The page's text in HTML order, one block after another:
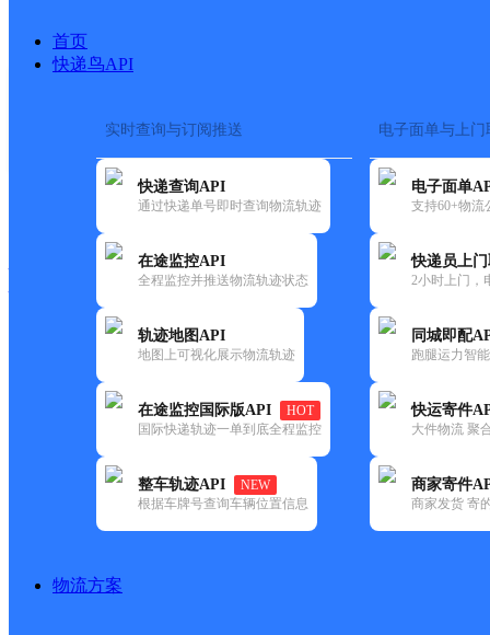
首页
快递鸟API
实时查询与订阅推送
快递查询API
通过快递单号即时查询物流轨迹
在途监控API
全程监控并推送物流轨迹状态
轨迹地图API
地图上可视化展示物流轨迹
在途监控国际版API
HOT
国际快递轨迹一单到底全程监控
整车轨迹API
NEW
根据车牌号查询车辆位置信息
电子面单与上门
电子面单
支持60+物流
快递员上
2小时上门，
同城即配
跑腿运力智
快运寄件
大件物流 聚
商家寄件
商家发货 寄
物流方案
快运大全 快递时效
圆通
平谷城区
更新时间：2021-11-26 00:00:00
所属快递：圆通速递
所属区域：北京市-北京市-平谷区